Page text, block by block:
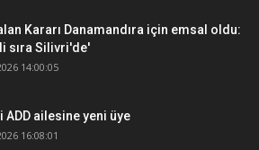
Kararı Danamandıra için emsal oldu:
sıra Silivri'de'
14:00:05
ADD ailesine yeni üye
16:08:01